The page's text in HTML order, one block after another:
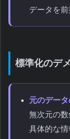
データを前
標準化のデ
元のデー
無次元の
具体的な情